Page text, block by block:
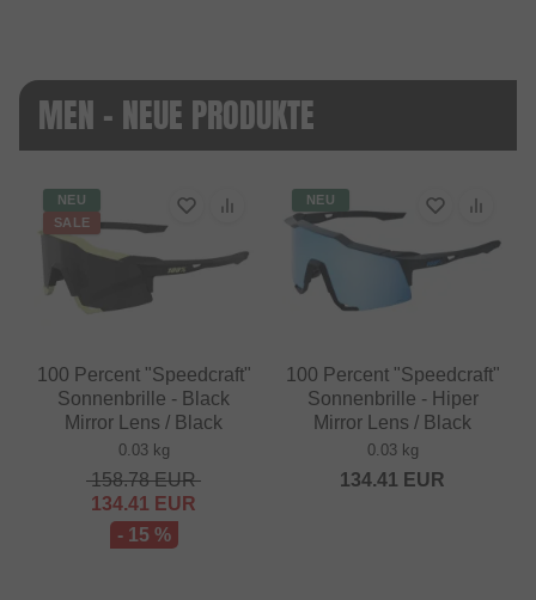
MEN - NEUE PRODUKTE
NEU
SALE
100 Percent "Speedcraft"
Sonnenbrille - Black
Mirror Lens / Black
0.03 kg
158.78EUR
134.41 EUR
- 15 %
NEU
100 Percent "Speedcraft"
Sonnenbrille - Hiper
Mirror Lens / Black
0.03 kg
134.41 EUR